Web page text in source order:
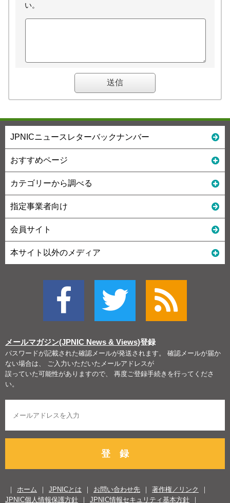
い。
JPNICニュースレターバックナンバー
おすすめページ
カテゴリーから調べる
指定事業者向け
会員サイト
本サイト以外のメディア
メールマガジン(JPNIC News & Views)登録
パスワードが記載された確認メールが発送されます。 確認メールが届か
ない場合は、 ご入力いただいたメールアドレスが
誤っていた可能性がありますので、 再度ご登録手続きを行ってくださ
い。
登 録
ホーム JPNICとは お問い合わせ先
著作権／リンク
JPNIC個人情報保護方針
JPNIC情報セキュリティ基本方針